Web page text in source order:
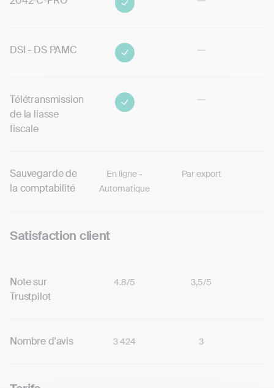
DSI - DS PAMC
Télétransmission
de la liasse
fiscale
Sauvegarde de
la comptabilité
En ligne -
Automatique
Par export
Satisfaction client
Note sur
Trustpilot
4.8/5 3,5/5
Nombre d'avis 3 424 3